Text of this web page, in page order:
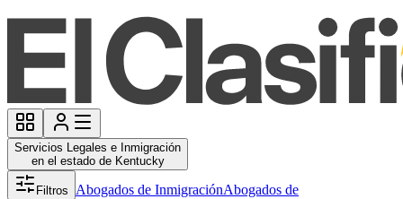
Servicios Legales e Inmigración
en el estado de Kentucky
Filtros Abogados de InmigraciónAbogados de